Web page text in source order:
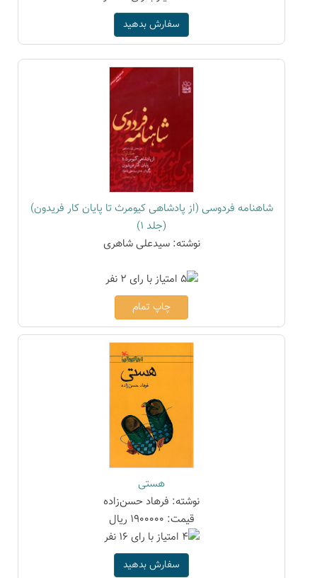
سفارش بدهید
شاهنامه فردوسی (از پادشاهی کیومرث تا پایان کار فریدون)
(جلد 1)
نوشته: سیدعلی شاهری
چاپ تمام
هستی
نوشته: فرهاد حسن‌زاده
قیمت: 1900000 ریال
سفارش بدهید